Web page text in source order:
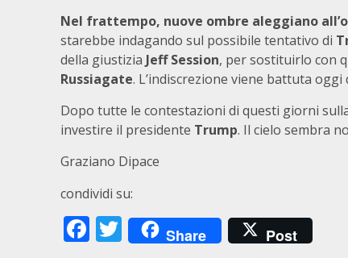
Nel frattempo, nuove ombre aleggiano
starebbe indagando sul possibile tentativo di
della giustizia Jeff Session, per sostituirlo con
Russiagate. L’indiscrezione viene battuta
Dopo tutte le contestazioni di questi giorni
investire il presidente Trump. Il cielo sembra
Graziano Dipace
condividi su:
Facebook
Twitter
Share Post